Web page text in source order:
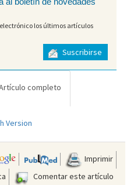
los últimos artículos
Suscribirse
completo
Version
Imprimir
Comentar este artículo